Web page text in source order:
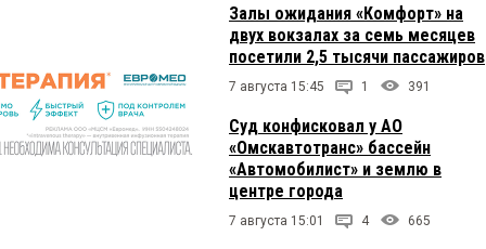
Залы ожидания «Комфорт» на
двух вокзалах за семь месяцев
посетили 2,5 тысячи пассажиров
7 августа 15:45 1 391
Суд конфисковал у АО
«Омскавтотранс» бассейн
«Автомобилист» и землю в
центре города
7 августа 15:01 4 665